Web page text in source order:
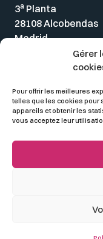
Gérer
Pour offrir les meilleures
telles que les cookies pour
appareils et obtenir les
vous acceptez leur
3a Planta
28108 Alcobendas
Madrid